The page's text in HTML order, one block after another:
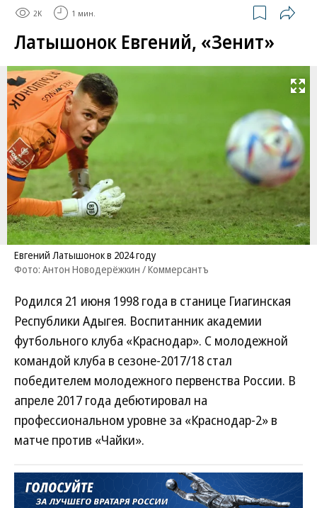
2K 1 мин.
Латышонок Евгений, «Зенит»
Развернуть
Евгений Латышонок в 2024 году
Фото: Антон Новодерёжкин / Коммерсантъ
Родился 21 июня 1998 года в станице Гиагинская
Республики Адыгея. Воспитанник академии
футбольного клуба «Краснодар». С молодежной
командой клуба в сезоне-2017/18 стал
победителем молодежного первенства России. В
апреле 2017 года дебютировал на
профессиональном уровне за «Краснодар-2» в
матче против «Чайки».